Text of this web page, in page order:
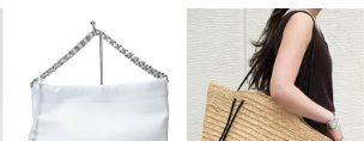
本体：綿52% ナイロン48%
ストラップ：牛革